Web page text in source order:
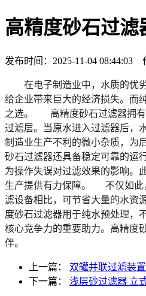
高精度砂石过滤
发布时间：2025-11-04 08:44:03
在电子制造业中，水质的优
给企业带来巨大的经济损失。而
之选。 高精度砂石过滤器拥有
过滤层。当原水进入过滤器后，
制造业生产不利的微小杂质，
砂石过滤器还具备稳定可靠的运
为操作失误对过滤效果的影响。
生产提供有力保障。 不仅如此
滤设备相比，可节省大量的水
度砂石过滤器用于纯水预处理，
核心竞争力的重要助力。高精度
伴。
上一篇： 双罐并联过滤装
下一篇： 浅层砂过滤器 立